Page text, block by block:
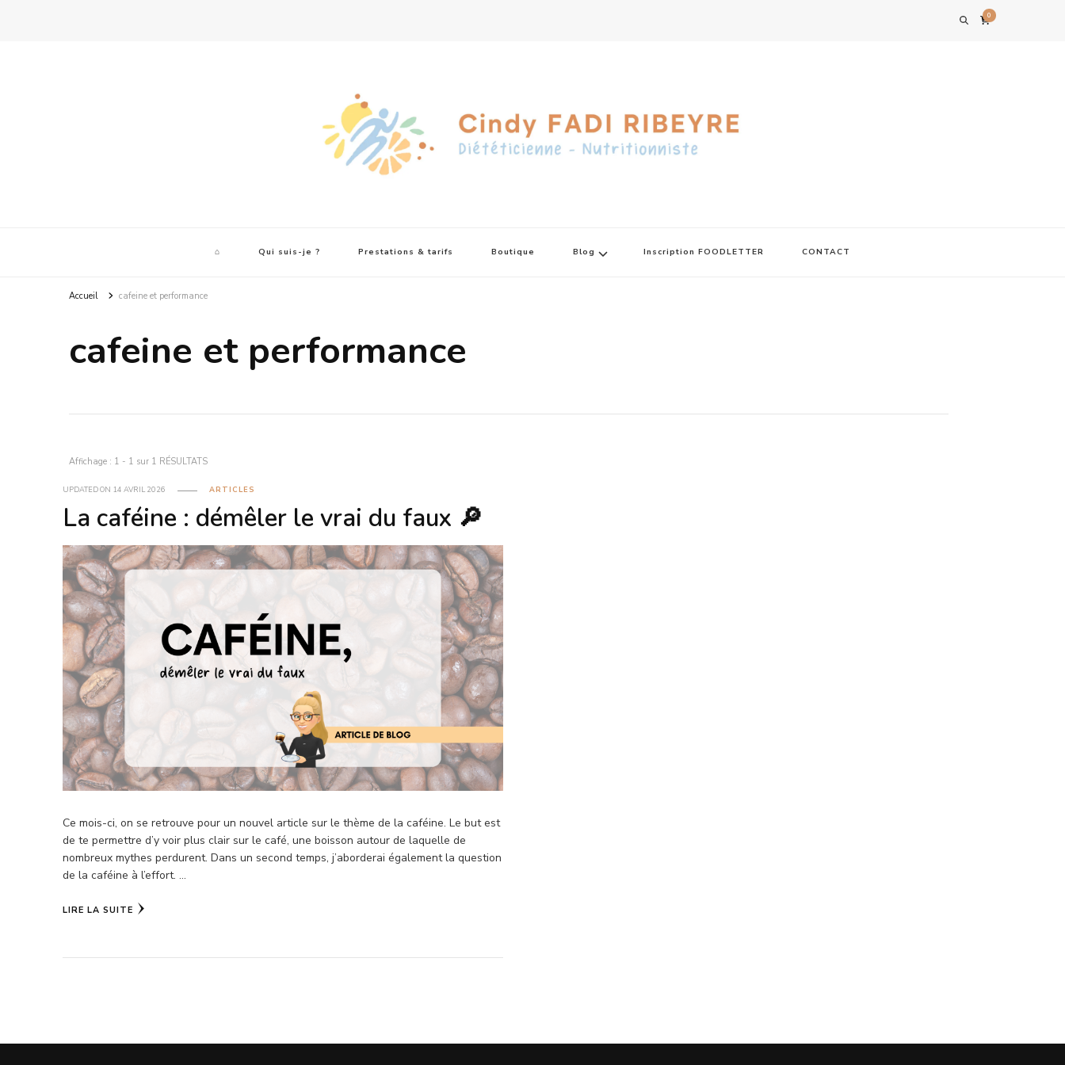
0
⌂ Qui suis-je ? Prestations & tarifs Boutique Blog Inscription FOODLETTER CONTACT
Accueil cafeine et performance
cafeine et performance
Affichage : 1 - 1 sur 1 RÉSULTATS
UPDATED ON 14 AVRIL 2026 ARTICLES
La caféine : démêler le vrai du faux 🔎
Ce mois-ci, on se retrouve pour un nouvel article sur le thème de la caféine. Le but est
de te permettre d’y voir plus clair sur le café, une boisson autour de laquelle de
nombreux mythes perdurent. Dans un second temps, j’aborderai également la question
de la caféine à l’effort. …
LIRE LA SUITE